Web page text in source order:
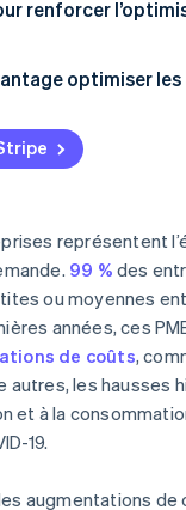
Stripe
vidéo
renforcer
optimiser
et cloud
financière
et marketing
représentent
99 % des
ou moyennes
années, ces
de coûts,
autres, les hausses
et à la
19.
augmentations de